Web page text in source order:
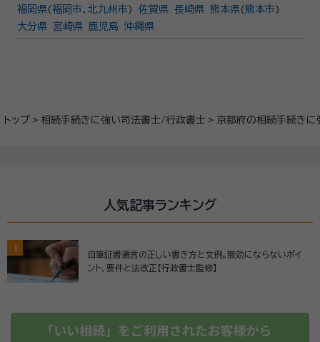
トップ 相続手続きに強い司法書士/行政書士 京都府の相続手続き
福岡県(福岡市、 北九州市) 佐賀県 長崎県 熊本県(熊本市)
大分県
宮崎県 鹿児島 沖縄県
人気記事ランキング
1
自筆証書遺言の正しい書き方と文例。無効にならないポイ
ント、要件と法改正【行政書士監修】